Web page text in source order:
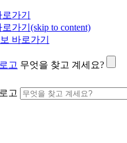
가기
가기(skip to content)
바로가기
무엇을 찾고 계세요?